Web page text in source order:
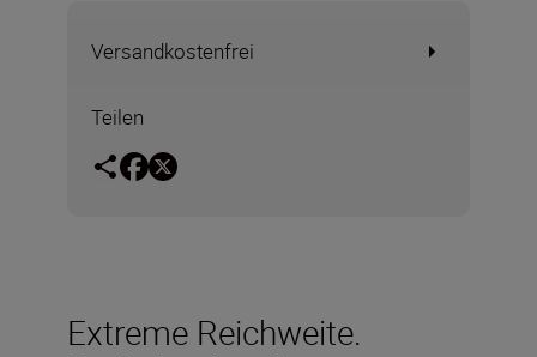
Versandkostenfrei
Teilen
Extreme Reichweite.